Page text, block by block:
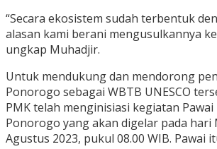
“Secara ekosistem sudah terbentuk
alasan kami berani mengusulkannya ke
ungkap Muhadjir.
Untuk mendukung dan mendorong
Ponorogo sebagai WBTB UNESCO
PMK telah menginisiasi kegiatan Pawai
Ponorogo yang akan digelar pada hari
Agustus 2023, pukul 08.00 WIB. Pawai